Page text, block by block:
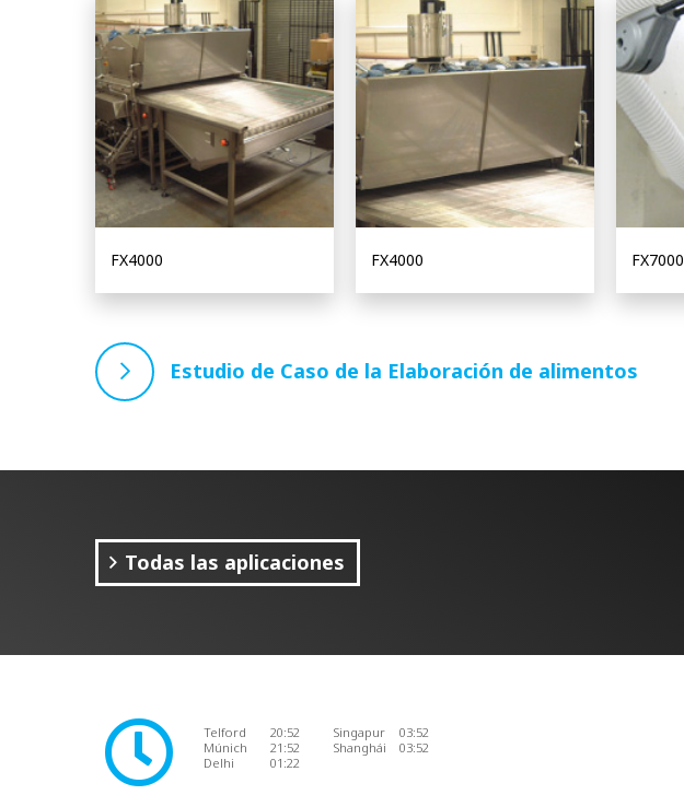
FX4000 FX4000 FX7000
Estudio de Caso de la Elaboración de alimentos
Todas las aplicaciones
Telford
20:52
Múnich
21:52
Delhi
01:22
Singapur
03:52
Shanghái
03:52